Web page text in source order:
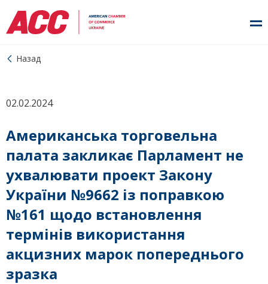
Назад
02.02.2024
Американська торговельна
палата закликає Парламент не
ухвалювати проект Закону
України №9662 із поправкою
№161 щодо встановлення
термінів використання
акцизних марок попереднього
зразка